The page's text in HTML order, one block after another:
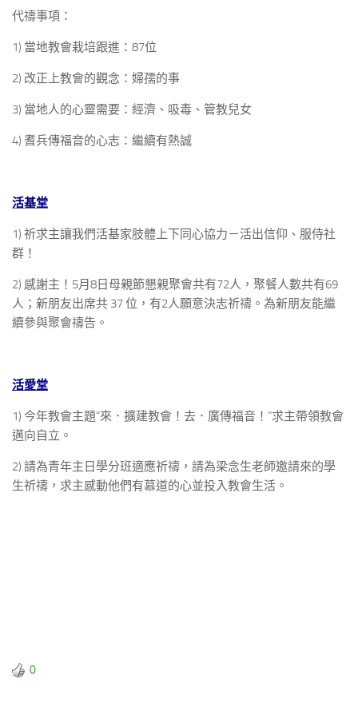
代禱事項：
1) 當地教會栽培跟進：87位
2) 改正上教會的觀念：婦孺的事
3) 當地人的心靈需要：經濟、吸毒、管教兒女
4) 耆兵傳福音的心志：繼續有熱誠
活基堂
1) 祈求主讓我們活基家肢體上下同心協力－活出信仰、服侍社
群！
2) 感謝主！5月8日母親節懇親聚會共有72人，聚餐人數共有69
人；新朋友出席共 37 位，有2人願意決志祈禱。為新朋友能繼
續參與聚會禱告。
活愛堂
1) 今年教會主題“來．擴建教會！去．廣傳福音！”求主帶領教會
邁向自立。
2) 請為青年主日學分班適應祈禱，請為梁念生老師邀請來的學
生祈禱，求主感動他們有慕道的心並投入教會生活。
0